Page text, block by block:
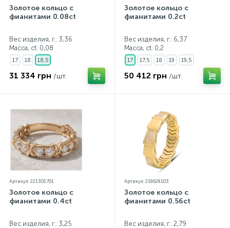
Золотое кольцо с
фианитами 0.08ct
Вес изделия, г.: 3,36
Масса, ct: 0,08
17 18 18,5
31 334 грн /шт.
Золотое кольцо с
фианитами 0.2ct
Вес изделия, г.: 6,37
Масса, ct: 0,2
17 17,5 18 19 19,5
50 412 грн /шт.
Артикул: 221301701
Золотое кольцо с
фианитами 0.4ct
Вес изделия, г.: 3,25
Артикул: 218628103
Золотое кольцо с
фианитами 0.56ct
Вес изделия, г.: 2,79